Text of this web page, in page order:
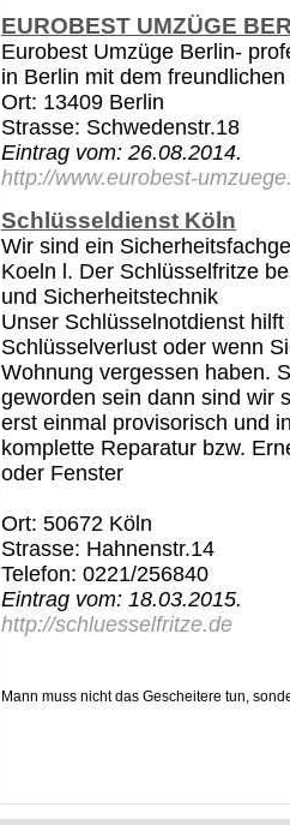
EUROBEST UMZÜGE
Eurobest Umzüge Berlin-
in Berlin mit dem
Ort: 13409 Berlin
Strasse: Schwedenstr.18
Eintrag vom: 26.08.2014.
http://www.eurobest-
Schlüsseldienst Köln
Wir sind ein
Koeln l. Der Schlüsselfritze
und Sicherheitstechnik
Unser Schlüsselnotdienst
Schlüsselverlust oder wenn
Wohnung vergessen haben.
geworden sein dann sind wir
erst einmal provisorisch und
komplette Reparatur bzw.
oder Fenster
Ort: 50672 Köln
Strasse: Hahnenstr.14
Telefon: 0221/256840
Eintrag vom: 18.03.2015.
http://schluesselfritze.de
Mann muss nicht das Gescheitere tun,